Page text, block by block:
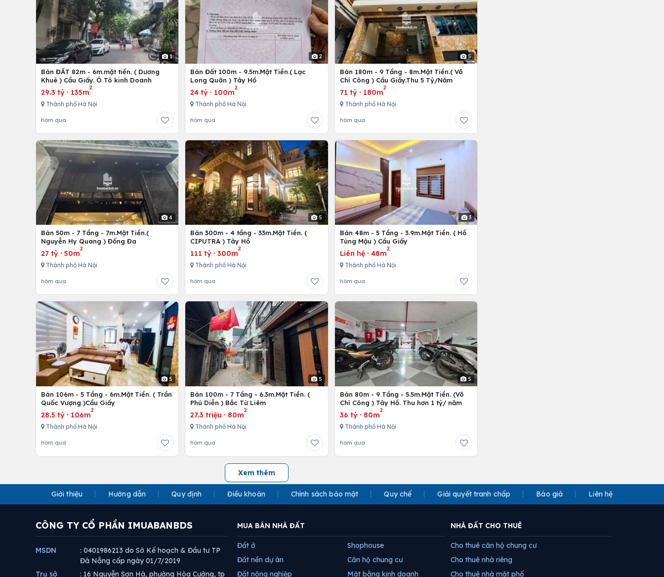
1
Bán ĐẤT 82m - 6m.mặt tiền. ( Dương
Khuê ) Cầu Giấy. Ô Tô kinh Doanh
29.3 tỷ · 135m
2
Thành phố Hà Nội
hôm qua
2
Bán Đất 100m - 9.5m.Mặt Tiền.( Lạc
Long Quân ) Tây Hồ
24 tỷ · 100m
2
Thành phố Hà Nội
hôm qua
5
Bán 180m - 9 Tầng - 8m.Mặt Tiền.( Võ
Chí Công ) Cầu Giấy.Thu 5 Tỷ/Năm
71 tỷ· 180m
2
Thành phố Hà Nội
hôm qua
4
Bán 50m - 7 Tầng - 7m.Mặt Tiền.(
Nguyễn Hy Quang ) Đống Đa
27 tỷ · 50m
2
Thành phố Hà Nội
hôm qua
5
Bán 300m - 4 tầng - 33m.Mặt Tiền. (
CIPUTRA ) Tây Hồ
111 tỷ ·300m
2
Thành phố Hà Nội
hôm qua
3
Bán 48m - 5 Tầng - 3.9m.Mặt Tiền. ( Hồ
Tùng Mậu ) Cầu Giấy
Liên hệ· 48m
2
Thành phố Hà Nội
hôm qua
5
Bán 106m - 5 Tầng - 6m.Mặt Tiền. ( Trần
Quốc Vượng )Cầu Giấy
28.5 tỷ · 106m
2
Thành phố Hà Nội
hôm qua
5
Bán 100m - 7 Tầng - 6.3m.Mặt Tiền. (
Phú Diễn ) Bắc Từ Liêm
27.3 triệu · 80m
2
Thành phố Hà Nội
hôm qua
5
Bán 80m - 9 Tầng - 5.5m.Mặt Tiền. (Võ
Chí Công ) Tây Hồ. Thu hơn 1 tỷ/ năm
36 tỷ· 80m
2
Thành phố Hà Nội
hôm qua
Xem thêm
Giới thiệu Hướng dẫn Quy định Điều khoản Chính sách bảo mật Quy chế Giải quyết tranh chấp Báo giá Liên hệ
CÔNG TY CỔ PHẦN IMUABANBDS
MSDN
: 0401986213 do Sở Kế hoạch & Đầu tư TP
Đà Nẵng cấp ngày 01/7/2019
Trụ sở
: 16 Nguyễn Sơn Hà, phường Hòa Cường, tp
MUA BÁN NHÀ ĐẤT
Đất ở
Đất nền dự án
Đất nông nghiệp
Shophouse
Căn hộ chung cư
Mặt bằng kinh doanh
NHÀ ĐẤT CHO THUÊ
Cho thuê căn hộ chung cư
Cho thuê nhà riêng
Cho thuê nhà mặt phố